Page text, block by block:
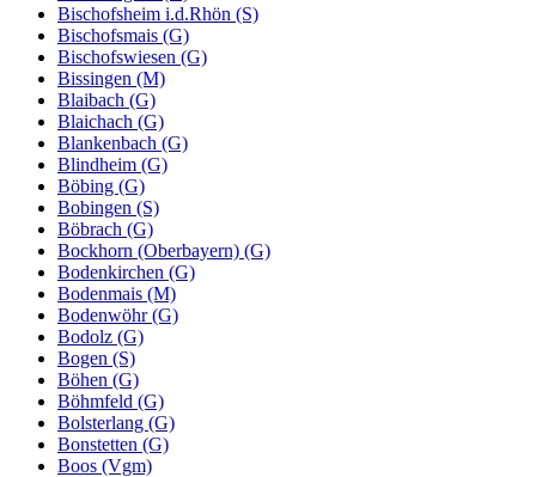
Bischofsheim i.d.Rhön (S)
Bischofsmais (G)
Bischofswiesen (G)
Bissingen (M)
Blaibach (G)
Blaichach (G)
Blankenbach (G)
Blindheim (G)
Böbing (G)
Bobingen (S)
Böbrach (G)
Bockhorn (Oberbayern) (G)
Bodenkirchen (G)
Bodenmais (M)
Bodenwöhr (G)
Bodolz (G)
Bogen (S)
Böhen (G)
Böhmfeld (G)
Bolsterlang (G)
Bonstetten (G)
Boos (Vgm)